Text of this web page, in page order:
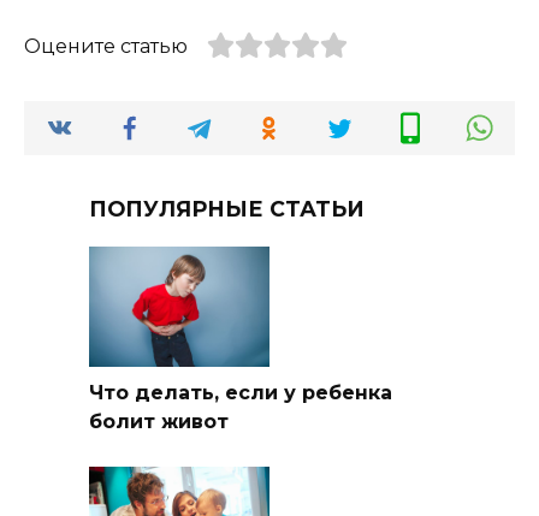
Оцените статью
ПОПУЛЯРНЫЕ СТАТЬИ
Что делать, если у ребенка
болит живот